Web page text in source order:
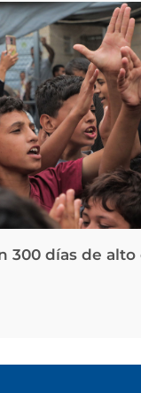
300 días de alto